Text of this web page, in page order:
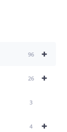
+
96
+
26
3
+
4